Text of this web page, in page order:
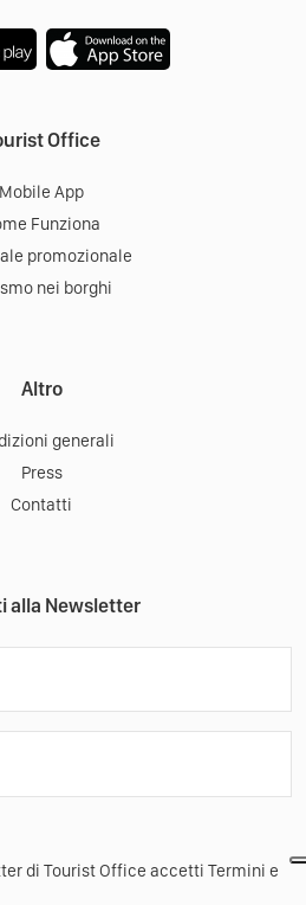
Office
Mobile App
Funziona
promozionale
nei borghi
Altro
generali
Press
Contatti
alla Newsletter
di Tourist Office accetti Termini e